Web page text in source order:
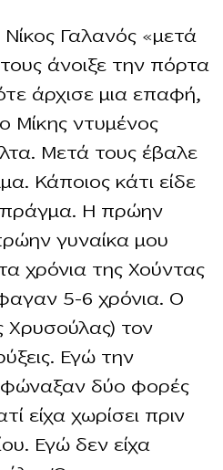
Γαλανός «μετά
άνοιξε την πόρτα
άρχισε μια επαφή,
Μίκης ντυμένος
Μετά τους έβαλε
Κάποιος κάτι είδε
Η πρώην
γυναίκα μου
χρόνια της Χούντας
5-6 χρόνια. Ο
τον
Εγώ την
φώναξαν δύο φορές
είχα χωρίσει πριν
Εγώ δεν είχα